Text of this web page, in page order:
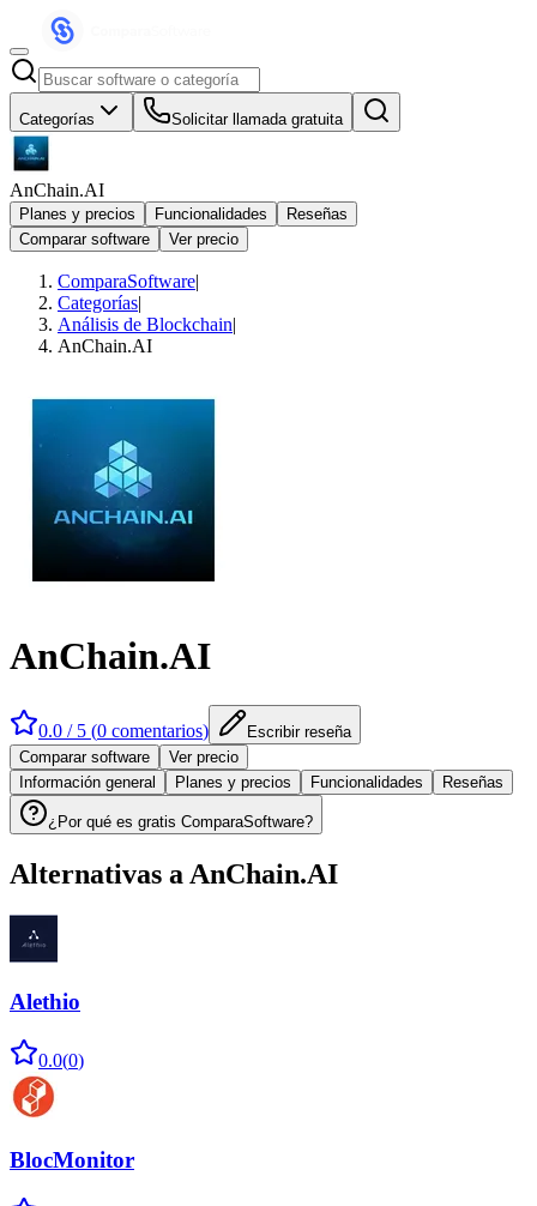
Categorías Solicitar llamada gratuita
AnChain.AI
Planes y precios Funcionalidades
Reseñas
Comparar software
Ver precio
ComparaSoftware|
Categorías|
Análisis de Blockchain|
AnChain.AI
AnChain.AI
0.0 / 5 (0 comentarios)
Escribir reseña
Comparar software
Ver precio
Información general
Planes y precios Funcionalidades Reseñas
¿Por qué es gratis ComparaSoftware?
Alternativas a AnChain.AI
Alethio
0.0(0)
BlocMonitor